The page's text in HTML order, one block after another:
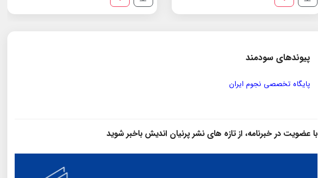
پیوندهای سودمند
مؤسسه ی پژوهشی حکمت و فلسفه ی ایران
با عضویت در خبرنامه، از تازه‌ های نشر پرنیان‌ اندیش باخبر شوید